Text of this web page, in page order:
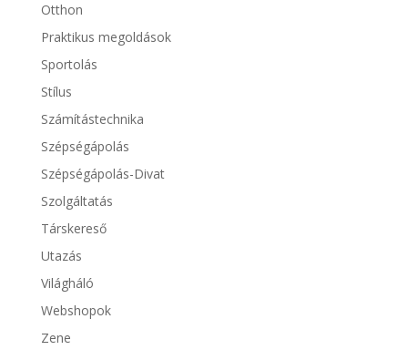
Otthon
Praktikus megoldások
Sportolás
Stílus
Számítástechnika
Szépségápolás
Szépségápolás-Divat
Szolgáltatás
Társkereső
Utazás
Világháló
Webshopok
Zene